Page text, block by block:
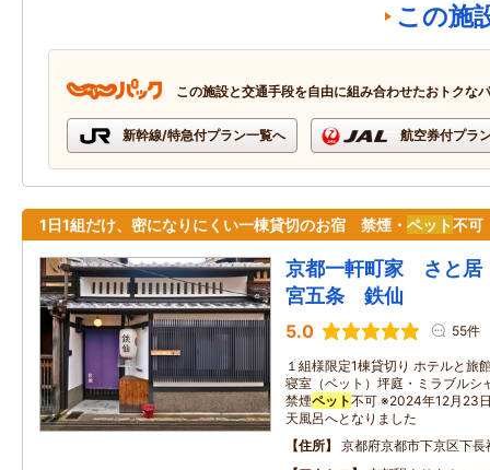
この施
この施設と交通手段を自由に組み合わせたおトクな
新幹線/特急付プラン一覧へ 航空券付プラ
1日1組だけ、密になりにくい一棟貸切のお宿 禁煙・ ペット不可
京都一軒町家 さと居
宮五条 鉄仙
5.0 55件
１組様限定1棟貸切り ホテルと旅
寝室（ベット）坪庭・ミラブルシ
禁煙ペット不可 ※2024年12月23
天風呂へとなりました
住所
京都府京都市下京区下長